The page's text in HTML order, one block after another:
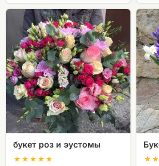
букет
эустомы
букет роз и эустомы
Букет
из